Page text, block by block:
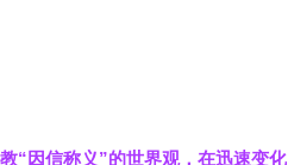
“因信称义”的世界观，在迅速变化